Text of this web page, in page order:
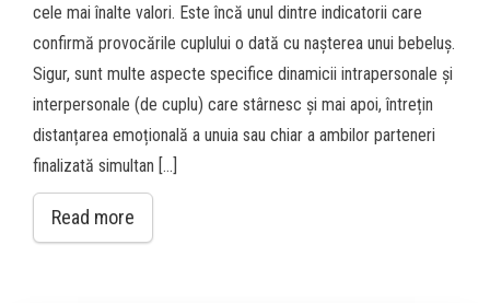
cele mai înalte valori. Este încă unul dintre indicatorii care
confirmă provocările cuplului o dată cu nașterea unui bebeluș.
Sigur, sunt multe aspecte specifice dinamicii intrapersonale și
interpersonale (de cuplu) care stârnesc și mai apoi, întrețin
distanțarea emoțională a unuia sau chiar a ambilor parteneri
finalizată simultan […]
Read more